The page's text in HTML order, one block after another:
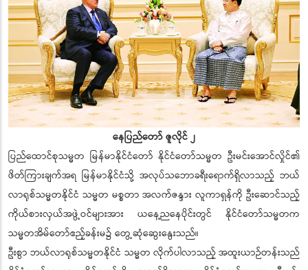
နေပြည်တော် ဇူလိုင် ၂
ပြည်ထောင်စုသမ္မတ မြန်မာနိုင်ငံတော် နိုင်ငံတော်သမ္မတ ဦးမင်းအောင်လှိုင်၏
ဖိတ်ကြားချက်အရ မြန်မာနိုင်ငံသို့ အလုပ်သဘောခရီးရောက်ရှိလာသည့် ဘယ်
လာရုစ်သမ္မတနိုင်ငံ သမ္မတ မစ္စတာ အလက်ဇန္ဒား လူကာရှန်ကို ဦးဆောင်သည့်
ကိုယ်စားလှယ်အဖွဲ့ဝင်များအား ယနေ့ညနေပိုင်းတွင် နိုင်ငံတော်သမ္မတက
သမ္မတအိမ်တော်ဧည့်ခန်းမ၌ တွေ့ဆုံဆွေးနွေးသည်။
ဦးစွာ ဘယ်လာရုစ်သမ္မတနိုင်ငံ သမ္မတ လိုက်ပါလာသည့် အထူးယာဉ်တန်းသည်